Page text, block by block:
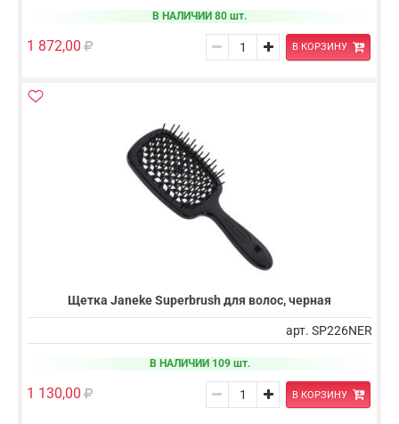
В НАЛИЧИИ 80 шт.
1 872,00 В КОРЗИНУ
Щетка Janeke Superbrush для волос, черная
арт. SP226NER
В НАЛИЧИИ 109 шт.
1 130,00 В КОРЗИНУ